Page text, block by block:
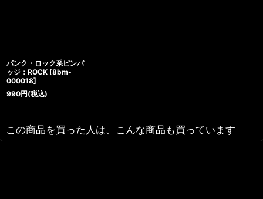
パンク・ロック系ピンバ
ッジ：ROCK [8bm-
000018]
990円(税込)
この商品を買った人は、こんな商品も買っています